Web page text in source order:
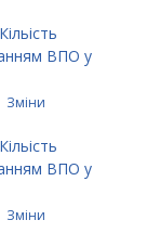
Кільість
ВПО у
Зміни
Кільість
ВПО у
Зміни